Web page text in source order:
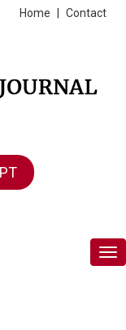
Contact
Home